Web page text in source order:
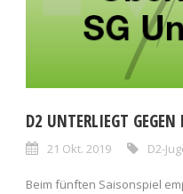
D2 UNTERLIEGT GEGEN
21 Okt. 2019 D2-
Beim fünften Saisonspiel